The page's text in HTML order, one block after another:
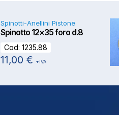
Spinotti-Anellini Pistone
Spinotto 12×35 foro d.8
Cod: 1235.88
11,00 € +IVA